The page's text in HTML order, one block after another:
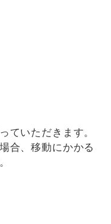
ていただきます。
合、移動にかかる